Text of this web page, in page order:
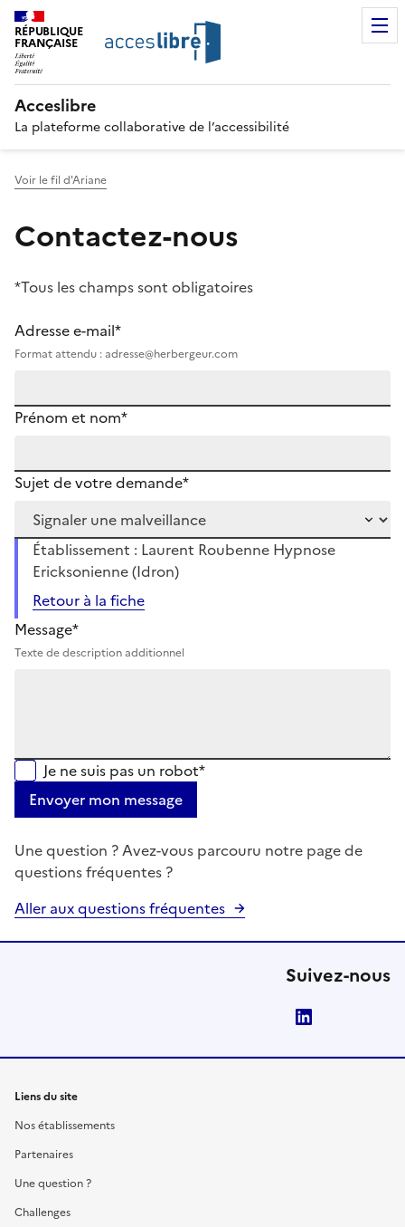
RÉPUBLIQUE
FRANÇAISE
Acceslibre
La plateforme collaborative de l’accessibilité
Voir le fil d'Ariane
Contactez-nous
*Tous les champs sont obligatoires
Adresse e-mail*
Format attendu : adresse@herbergeur.com
Prénom et nom*
Sujet de votre demande*
Établissement : Laurent Roubenne Hypnose
Ericksonienne (Idron)
Retour à la fiche
Message*
Texte de description additionnel
Je ne suis pas un robot*
Envoyer mon message
Une question ? Avez-vous parcouru notre page de
questions fréquentes ?
Aller aux questions fréquentes
Suivez-nous
Liens du site
Nos établissements
Partenaires
Une question ?
Challenges